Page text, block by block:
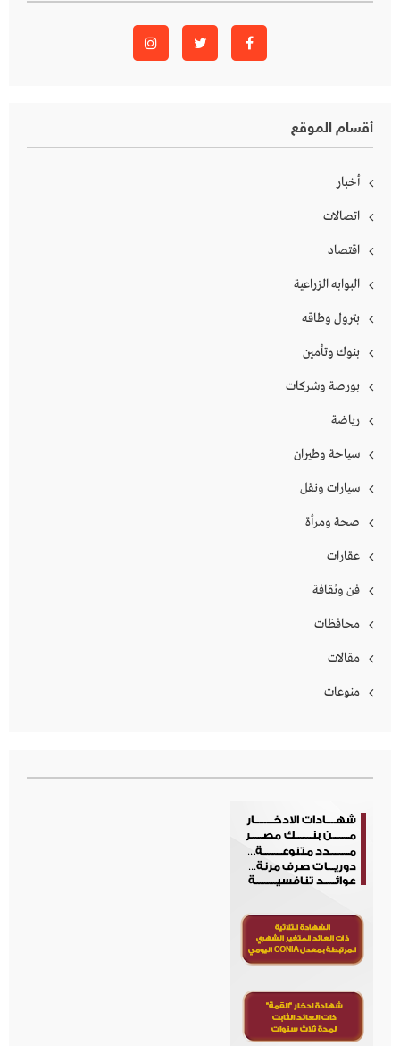
أقسام الموقع
أخبار
اتصالات
اقتصاد
البوابه الزراعية
بترول وطاقه
بنوك وتأمين
بورصة وشركات
رياضة
سياحة وطيران
سيارات ونقل
صحة ومرأة
عقارات
فن وثقافة
محافظات
مقالات
منوعات